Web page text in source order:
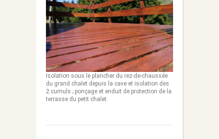
Isolation sous le plancher du rez-de-chaussée
du grand chalet depuis la cave et isolation des
2 cumuls ; ponçage et enduit de protection de la
terrasse du petit chalet.